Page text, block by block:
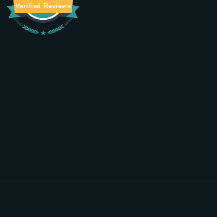
Verified Reviews